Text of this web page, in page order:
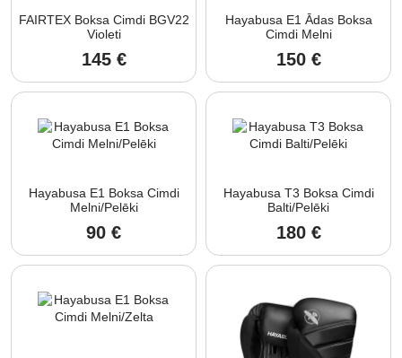
FAIRTEX Boksa Cimdi BGV22
Violeti
145 €
Hayabusa E1 Ādas Boksa
Cimdi Melni
150 €
Hayabusa E1 Boksa Cimdi
Melni/Pelēki
90 €
Hayabusa T3 Boksa Cimdi
Balti/Pelēki
180 €